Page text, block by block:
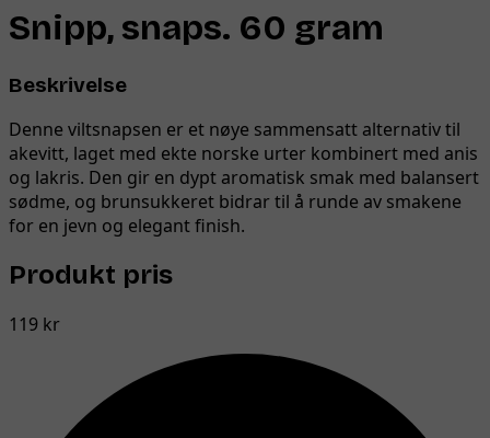
Snipp, snaps. 60 gram
Beskrivelse
Denne viltsnapsen er et nøye sammensatt alternativ til
akevitt, laget med ekte norske urter kombinert med anis
og lakris. Den gir en dypt aromatisk smak med balansert
sødme, og brunsukkeret bidrar til å runde av smakene
for en jevn og elegant finish.
Produkt pris
119 kr